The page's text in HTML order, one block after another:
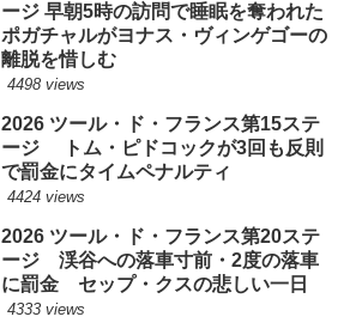
ージ 早朝5時の訪問で睡眠を奪われた
ポガチャルがヨナス・ヴィンゲゴーの
離脱を惜しむ
4498 views
2026 ツール・ド・フランス第15ステ
ージ トム・ピドコックが3回も反則
で罰金にタイムペナルティ
4424 views
2026 ツール・ド・フランス第20ステ
ージ 渓谷への落車寸前・2度の落車
に罰金 セップ・クスの悲しい一日
4333 views